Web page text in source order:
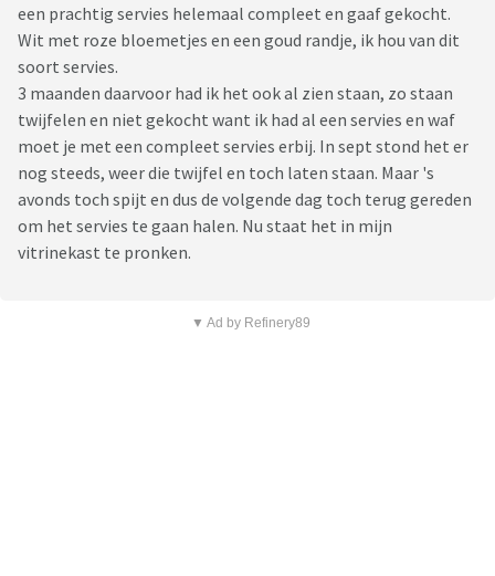
een prachtig servies helemaal compleet en gaaf gekocht.
Wit met roze bloemetjes en een goud randje, ik hou van dit
soort servies.
3 maanden daarvoor had ik het ook al zien staan, zo staan
twijfelen en niet gekocht want ik had al een servies en waf
moet je met een compleet servies erbij. In sept stond het er
nog steeds, weer die twijfel en toch laten staan. Maar 's
avonds toch spijt en dus de volgende dag toch terug gereden
om het servies te gaan halen. Nu staat het in mijn
vitrinekast te pronken.
▼ Ad by Refinery89